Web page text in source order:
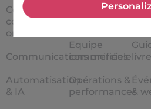
Centre de
contact
omnicanal
Communications unifiées
Automatisation
& IA
Service
Client
Equipe
commerciale
Opérations &
performances
&